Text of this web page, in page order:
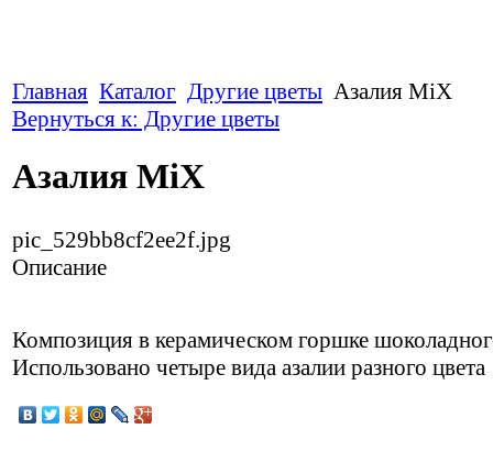
Главная Каталог Другие цветы Азалия MiX
Вернуться к: Другие цветы
Азалия MiX
pic_529bb8cf2ee2f.jpg
Описание
Композиция в керамическом горшке
Использовано четыре вида азалии разного цвета